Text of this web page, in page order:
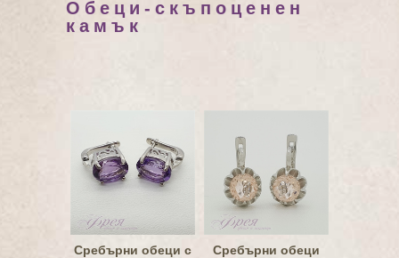
Обеци-скъпоценен
камък
Сребърни обеци с
Сребърни обеци